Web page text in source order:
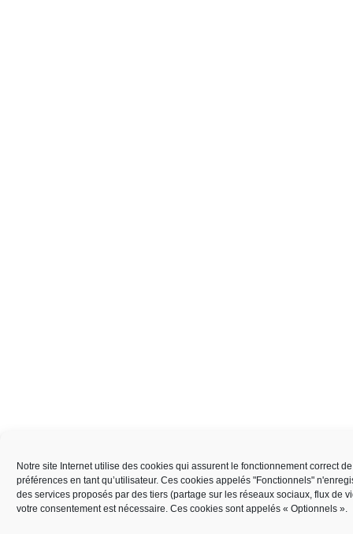
Notre site Internet utilise des cookies qui assurent le fonctionnement correct
préférences en tant qu’utilisateur. Ces cookies appelés "Fonctionnels"
des services proposés par des tiers (partage sur les réseaux sociaux, flux de
votre consentement est nécessaire. Ces cookies sont appelés « Optionnels ».